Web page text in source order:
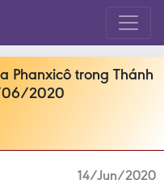
Phanxicô trong Thánh
06/2020
14/Jun/2020